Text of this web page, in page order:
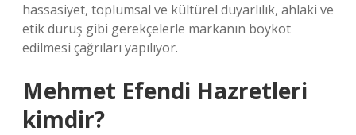
hassasiyet, toplumsal ve kültürel duyarlılık, ahlaki ve
etik duruş gibi gerekçelerle markanın boykot
edilmesi çağrıları yapılıyor.
Mehmet Efendi Hazretleri
kimdir?